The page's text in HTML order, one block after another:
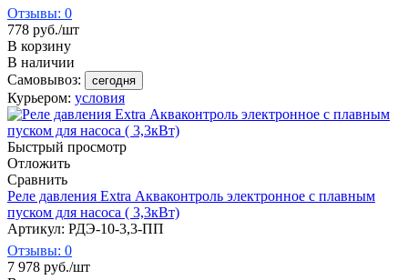
Отзывы: 0
778 руб./шт
В корзину
В наличии
Самовывоз:
сегодня
Курьером: условия
Быстрый просмотр
Отложить
Сравнить
Реле давления Extra Акваконтроль электронное с плавным
пуском для насоса ( 3,3кВт)
Артикул: РДЭ-10-3,3-ПП
Отзывы: 0
7 978 руб./шт